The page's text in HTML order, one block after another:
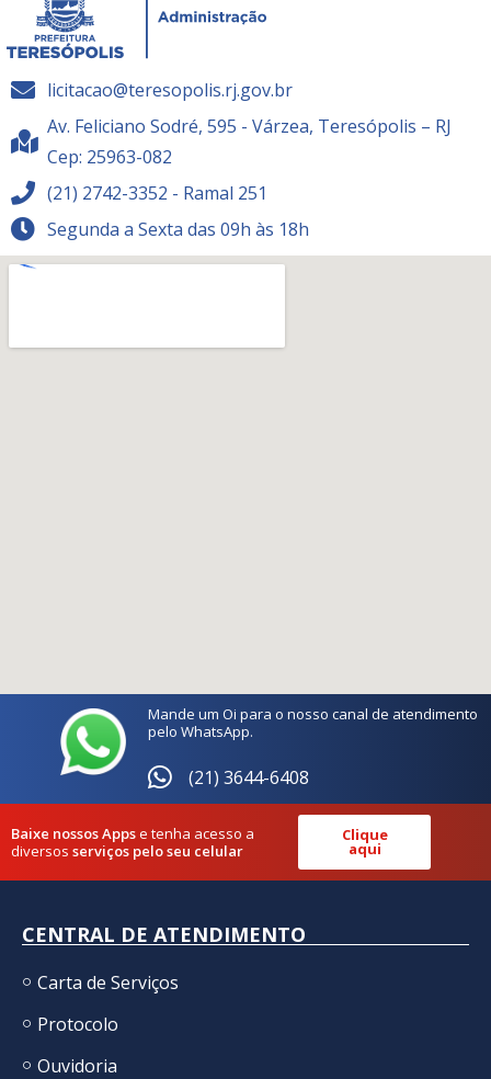
licitacao@teresopolis.rj.gov.br
Av. Feliciano Sodré, 595 - Várzea, Teresópolis – RJ
Cep: 25963-082
(21) 2742-3352 - Ramal 251
Segunda a Sexta das 09h às 18h
Mande um Oi para o nosso canal de atendimento
pelo WhatsApp.
(21) 3644-6408
Baixe nossos Appse tenha acesso a
diversos serviços pelo seu celular
Clique
aqui
CENTRAL DE ATENDIMENTO
Carta de Serviços
Protocolo
Ouvidoria